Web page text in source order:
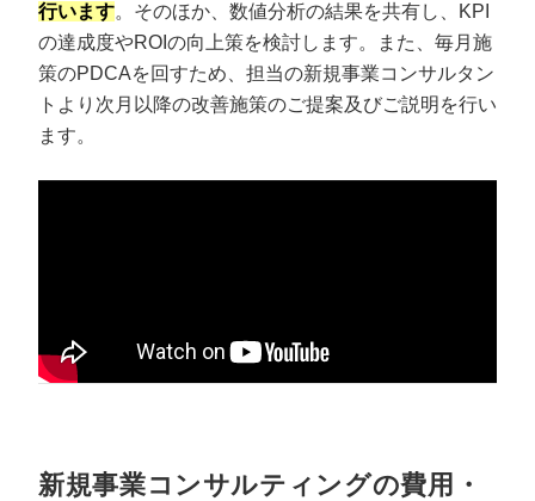
行います。そのほか、数値分析の結果を共有し、KPI
の達成度やROIの向上策を検討します。また、毎月施
策のPDCAを回すため、担当の新規事業コンサルタン
トより次月以降の改善施策のご提案及びご説明を行い
ます。
新規事業コンサルティングの費用・